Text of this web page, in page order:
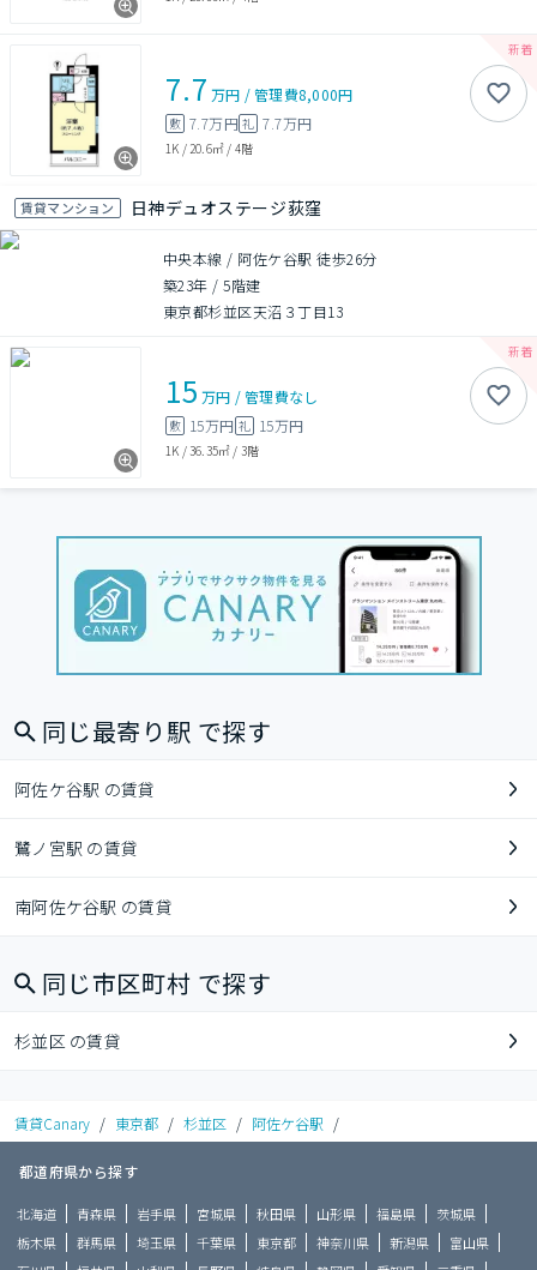
7.7 万円 /管理費8,000円
敷 7.7万円礼 7.7万円
1K / 20.6㎡ / 4階
賃貸マンション 日神デュオステージ荻窪
中央本線 / 阿佐ケ谷駅 徒歩26分
築23年 /5階建
東京都杉並区天沼３丁目13
15 万円 /管理費なし
敷 15万円 礼 15万円
1K /36.35㎡ / 3階
同じ最寄り駅 で探す
阿佐ケ谷駅 の賃貸
鷺ノ宮駅 の賃貸
南阿佐ケ谷駅 の賃貸
同じ市区町村 で探す
杉並区 の賃貸
賃貸Canary / 東京都 / 杉並区 / 阿佐ケ谷駅 /
都道府県から探す
北海道 青森県 岩手県 宮城県 秋田県 山形県 福島県
茨城県
栃木県
群馬県 埼玉県 千葉県 東京都 神奈川県 新潟県
富山県